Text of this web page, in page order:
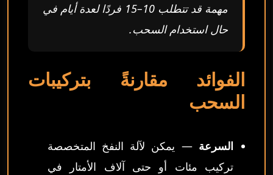
مهمة قد تتطلب 10–15 فردًا لعدة أيام في
حال استخدام السحب.
الفوائد مقارنةً بتركيبات
السحب
السرعة — يمكن لآلة النفخ المتخصصة
تركيب مئات أو حتى آلاف الأمتار في